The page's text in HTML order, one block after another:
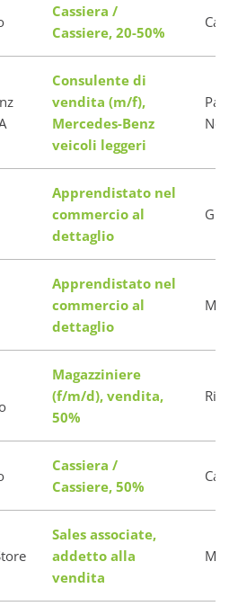
Cassiera /
Cassiere, 20-50%
Consulente di
vendita (m/f),
Mercedes-Benz
veicoli leggeri
Apprendistato nel
commercio al
dettaglio
Apprendistato nel
commercio al
dettaglio
Magazziniere
(f/m/d), vendita,
50%
Cassiera /
Cassiere, 50%
Sales associate,
addetto alla
vendita